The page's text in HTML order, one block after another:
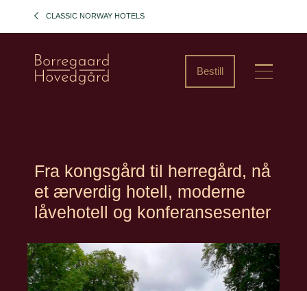
CLASSIC NORWAY HOTELS
Bestill
Fra kongsgård til herregård, nå
et ærverdig hotell, moderne
låvehotell og konferansesenter